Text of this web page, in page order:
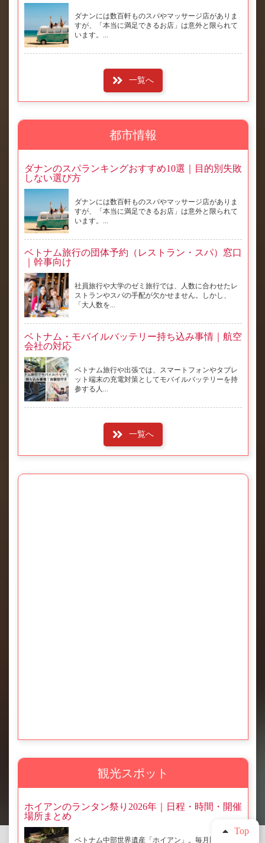
ダナンには数百軒ものスパやマッサージ店がありま
すが、「本当に満足できるお店」は意外と限られて
います。...
一覧へ
都市情報
ダナンのスパランキングおすすめ10選｜目的別失敗
しない選び方
ダナンには数百軒ものスパやマッサージ店がありま
すが、「本当に満足できるお店」は意外と限られて
います。...
ベトナム旅行の団体予約（レストラン・スパ）窓口
｜幹事向け
社員旅行や大学のゼミ旅行では、人数に合わせたレ
ストランやスパの手配が欠かせません。しかし、
「大人数を...
ベトナム・モバイルバッテリー持ち込み事情｜航空
会社の対応
ベトナム旅行や出張では、スマートフォンやタブレ
ット端末の充電対策としてモバイルバッテリーを持
参する人...
一覧へ
観光スポット
ホイアンのランタン祭り2026年｜日程・時間・開催
場所まとめ
ベトナム中部世界遺産「ホイアン」。毎月旧暦14日
Top